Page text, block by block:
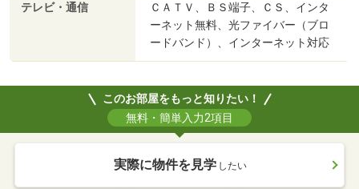
テレビ・通信
ＣＡＴＶ、ＢＳ端子、ＣＳ、インタ
ーネット無料、光ファイバー（ブロ
ードバンド）、インターネット対応
このお部屋をもっと知りたい！
無料・簡単入力2項目
実際に物件を見学 したい